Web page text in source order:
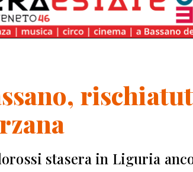
stasera in Liguria